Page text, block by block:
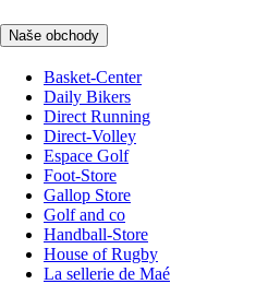
Naše obchody
Basket-Center
Daily Bikers
Direct Running
Direct-Volley
Espace Golf
Foot-Store
Gallop Store
Golf and co
Handball-Store
House of Rugby
La sellerie de Maé